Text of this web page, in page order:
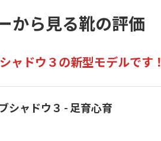
から見る靴の評価
ャドウ３の新型モデルです！
シャドウ３ - 足育心育